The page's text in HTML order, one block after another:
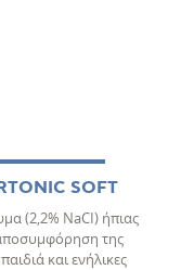
SOFT
(2,2% NaCI) ήπιας
της
και ενήλικες